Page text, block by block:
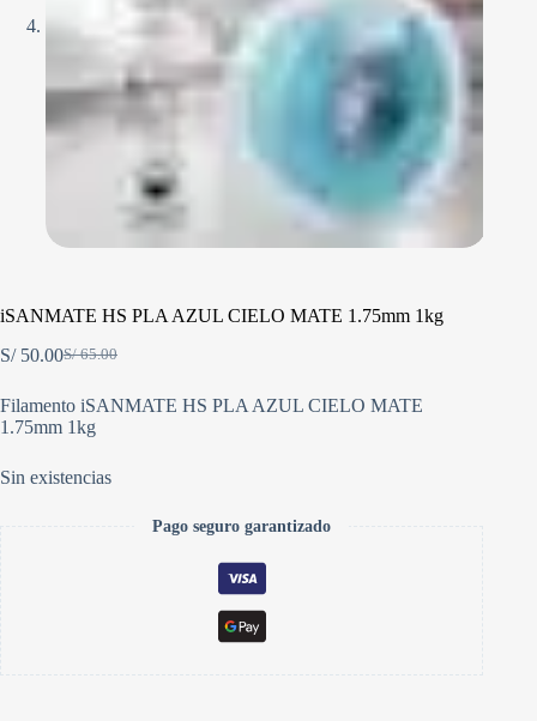
iSANMATE HS PLA AZUL CIELO MATE 1.75mm 1kg
S/65.00
El
original
era:
S/50.00El
actual
es:
Filamento iSANMATE HS PLA AZUL CIELO MATE
1.75mm 1kg
Sin existencias
Pago seguro garantizado